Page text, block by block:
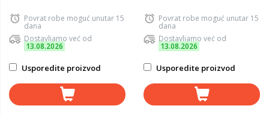
Povrat robe moguć unutar 15
dana
Dostavljamo već od
13.08.2026
Usporedite proizvod
Povrat robe moguć unutar 15
dana
Dostavljamo već od
13.08.2026
Usporedite proizvod